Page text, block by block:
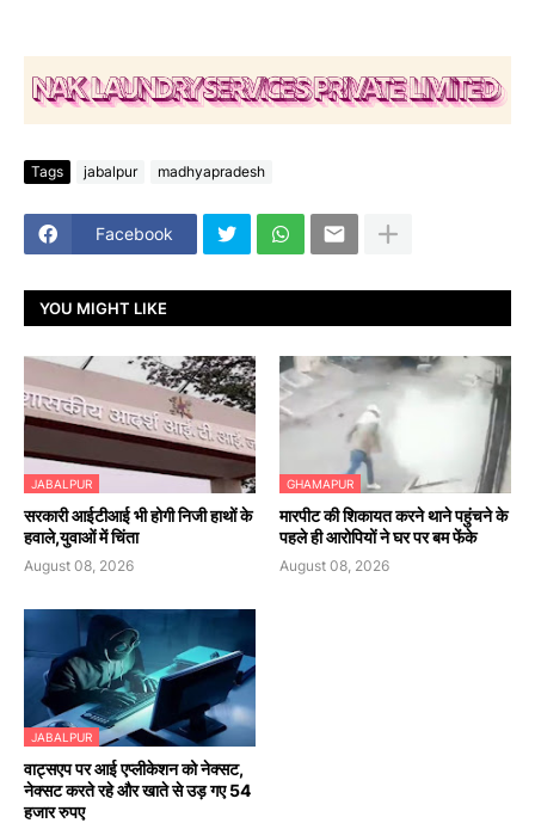
Tags jabalpur madhyapradesh
Facebook
YOU MIGHT LIKE
JABALPUR
सरकारी आईटीआई भी होगी निजी हाथों के
हवाले,युवाओं में चिंता
August 08, 2026
GHAMAPUR
मारपीट की शिकायत करने थाने पहुंचने के
पहले ही आरोपियों ने घर पर बम फेंके
August 08, 2026
JABALPUR
वाट्सएप पर आई एप्लीकेशन को नेक्सट,
नेक्सट करते रहे और खाते से उड़ गए 54
हजार रुपए